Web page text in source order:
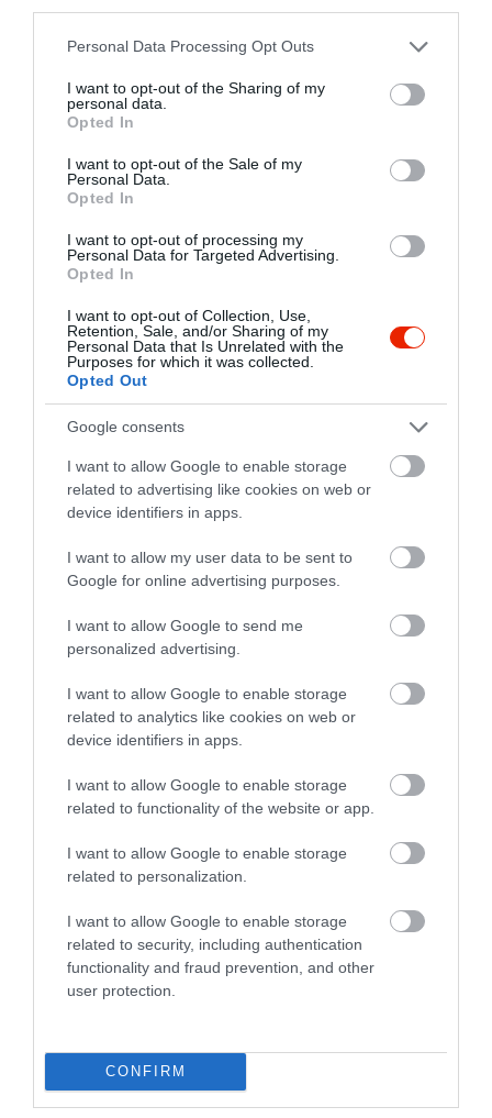
Please note that this website/app uses one or more Google
not limited to your visit or usage behaviour. You may click to
grant or deny consent to Google and its third-party tags to
use your data for below specified purposes in below Google
consent section.
Personal Data Processing Opt Outs
I want to opt-out of the Sharing of my
personal data.
Opted In
I want to opt-out of the Sale of my
Personal Data.
Opted In
I want to opt-out of processing my
Personal Data for Targeted Advertising.
Opted In
I want to opt-out of Collection, Use,
Retention, Sale, and/or Sharing of my
Personal Data that Is Unrelated with the
Purposes for which it was collected.
Opted Out
Google consents
I want to allow Google to enable storage
related to advertising like cookies on web or
device identifiers in apps.
I want to allow my user data to be sent to
Google for online advertising purposes.
I want to allow Google to send me
personalized advertising.
I want to allow Google to enable storage
related to analytics like cookies on web or
device identifiers in apps.
I want to allow Google to enable storage
related to functionality of the website or app.
I want to allow Google to enable storage
related to personalization.
I want to allow Google to enable storage
related to security, including authentication
functionality and fraud prevention, and other
user protection.
CONFIRM
Krúdy Terasz 4.0
$
Sörkert
Club MacAllan
Éjszakai Klub
Szórakozóhely
Club Hollywood
Éjszakai Klub
Szórakozóhely
Kocsma
Twin Peaks Büfé és Söröző 4.7
$
Karaoke Pub Nyíregyháza
Éjszakai Klub
Kocsma
Gedeon Kézműves Söröző 4.5
$$
Kézműves Sör
Szifon Espresso Bar